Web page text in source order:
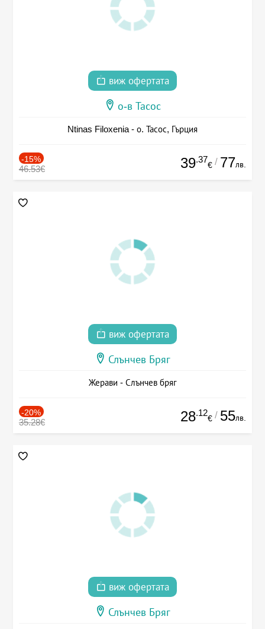
виж офертата
о-в Тасос
Ntinas Filoxenia - о. Тасос, Гърция
-15%
46.53€ 39.37
€ / 77лв.
виж офертата
Слънчев Бряг
Жерави - Слънчев бряг
-20%
35.28€ 28.12
€ / 55лв.
виж офертата
Слънчев Бряг